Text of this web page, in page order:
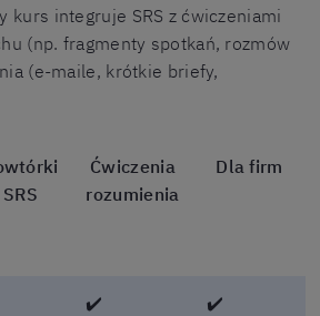
kurs integruje SRS z ćwiczeniami
(np. fragmenty spotkań, rozmów
(e-maile, krótkie briefy,
SRS
Ćwiczenia
rozumienia
Dla firm
✔️ ✔️